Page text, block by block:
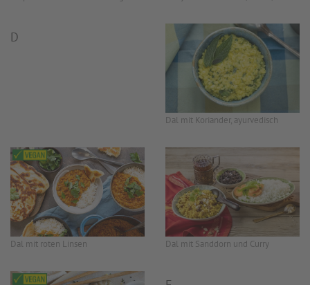
D
Dal mit Koriander, ayurvedisch
Dal mit roten Linsen Dal mit Sanddorn und Curry